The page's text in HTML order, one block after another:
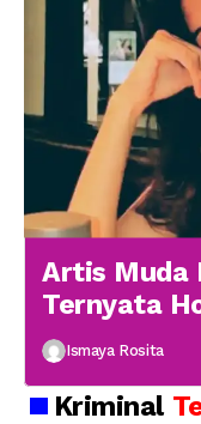
Artis Muda
Ternyata
Ismaya Rosita
Kriminal